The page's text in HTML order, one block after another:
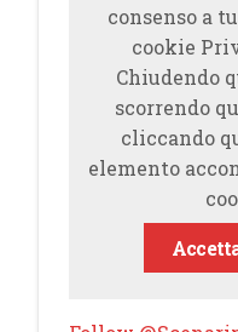
consenso a
cookie
Chiudendo
scorrendo
cliccando
elemento